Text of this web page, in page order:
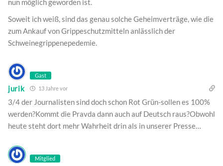
nun möglich geworden ist.
Soweit ich weiß, sind das genau solche Geheimverträge, wie die
zum Ankauf von Grippeschutzmitteln anlässlich der
Schweinegrippenepedemie.
Gast
jurik 13 Jahre vor
3/4 der Journalisten sind doch schon Rot Grün-sollen es 100%
werden?Kommt die Pravda dann auch auf Deutsch raus?Obwohl
heute steht dort mehr Wahrheit drin als in unserer Presse…
Mitglied